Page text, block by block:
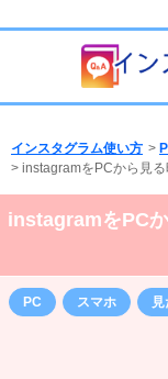
インスタグラム使い方 >
> instagramをPCから見
instagramをPC
PC スマホ 見